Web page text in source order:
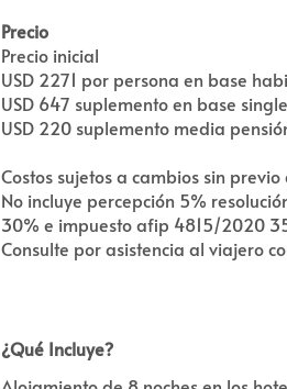
Precio inicial
USD 2271 por persona en base
USD 647 suplemento en base single
USD 220 suplemento media
Costos sujetos a cambios sin previo
No incluye percepción 5%
30% e impuesto afip 4815/2020
Consulte por asistencia al viajero
Precio
¿Qué Incluye?